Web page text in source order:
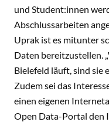
und Student:innen
Abschlussarbeiten
Uprak ist es mitunter
Daten bereitzustellen.
Bielefeld läuft, sind sie
Zudem sei das
einen eigenen
Open Data-Portal den